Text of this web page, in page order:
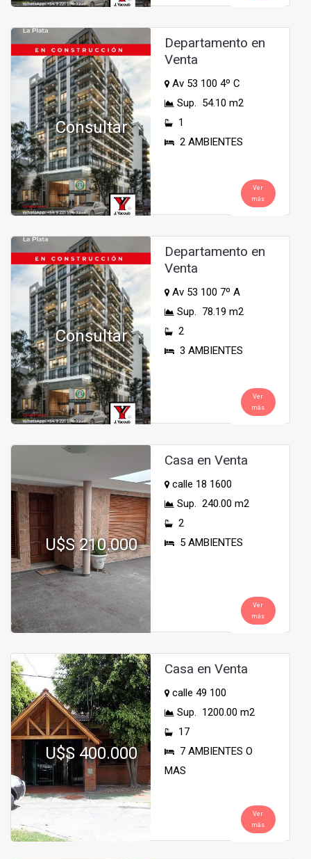
Consultar
Departamento en
Venta
Av 53 100 4º C
Sup. 54.10 m2
1
2 AMBIENTES
Ver
más
Consultar
Departamento en
Venta
Av 53 100 7º A
Sup. 78.19 m2
2
3 AMBIENTES
Ver
más
U$S 210.000
Casa en Venta
calle 18 1600
Sup. 240.00 m2
2
5 AMBIENTES
Ver
más
U$S 400.000
Casa en Venta
calle 49 100
Sup. 1200.00 m2
17
7 AMBIENTES O
MAS
Ver
más